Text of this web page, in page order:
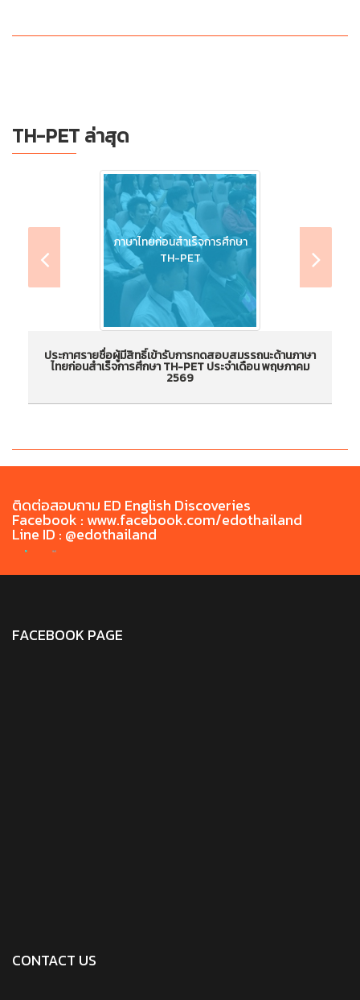
TH-PET ล่าสุด
ภาษาไทยก่อนสำเร็จการศึกษา
TH-PET
ด้านภาษาไทยก่อนสำเร็จการศึกษา TH-PET ประจำ
ประกาศรายชื่อผู้มีสิทธิ์เข้ารับการทดสอบสมรรถนะด้านภาษา
ไทยก่อนสำเร็จการศึกษา TH-PET ประจำเดือน พฤษภาคม
2569
ติดต่อสอบถาม ED English Discoveries
Facebook : www.facebook.com/edothailand
Line ID : @edothailand
FACEBOOK PAGE
CONTACT US